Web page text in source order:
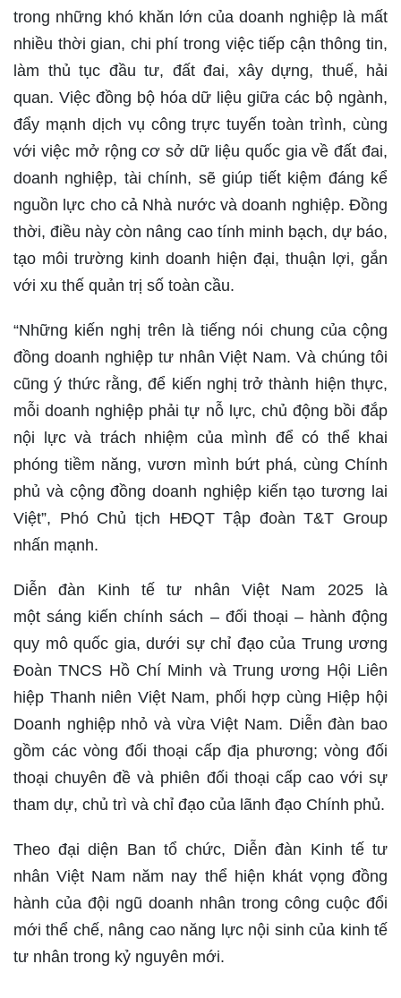
trong những khó khăn lớn của doanh nghiệp là mất
nhiều thời gian, chi phí trong việc tiếp cận thông tin,
làm thủ tục đầu tư, đất đai, xây dựng, thuế, hải
quan. Việc đồng bộ hóa dữ liệu giữa các bộ ngành,
đẩy mạnh dịch vụ công trực tuyến toàn trình, cùng
với việc mở rộng cơ sở dữ liệu quốc gia về đất đai,
doanh nghiệp, tài chính, sẽ giúp tiết kiệm đáng kể
nguồn lực cho cả Nhà nước và doanh nghiệp. Đồng
thời, điều này còn nâng cao tính minh bạch, dự báo,
tạo môi trường kinh doanh hiện đại, thuận lợi, gắn
với xu thế quản trị số toàn cầu.
“Những kiến nghị trên là tiếng nói chung của cộng
đồng doanh nghiệp tư nhân Việt Nam. Và chúng tôi
cũng ý thức rằng, để kiến nghị trở thành hiện thực,
mỗi doanh nghiệp phải tự nỗ lực, chủ động bồi đắp
nội lực và trách nhiệm của mình để có thể khai
phóng tiềm năng, vươn mình bứt phá, cùng Chính
phủ và cộng đồng doanh nghiệp kiến tạo tương lai
Việt”, Phó Chủ tịch HĐQT Tập đoàn T&T Group
nhấn mạnh.
Diễn đàn Kinh tế tư nhân Việt Nam 2025 là
một sáng kiến chính sách – đối thoại – hành động
quy mô quốc gia, dưới sự chỉ đạo của Trung ương
Đoàn TNCS Hồ Chí Minh và Trung ương Hội Liên
hiệp Thanh niên Việt Nam, phối hợp cùng Hiệp hội
Doanh nghiệp nhỏ và vừa Việt Nam. Diễn đàn bao
gồm các vòng đối thoại cấp địa phương; vòng đối
thoại chuyên đề và phiên đối thoại cấp cao với sự
tham dự, chủ trì và chỉ đạo của lãnh đạo Chính phủ.
Theo đại diện Ban tổ chức, Diễn đàn Kinh tế tư
nhân Việt Nam năm nay thể hiện khát vọng đồng
hành của đội ngũ doanh nhân trong công cuộc đổi
mới thể chế, nâng cao năng lực nội sinh của kinh tế
tư nhân trong kỷ nguyên mới.